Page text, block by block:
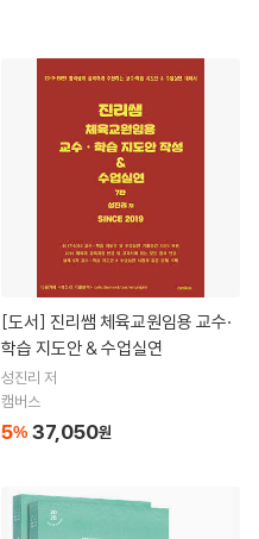
[도서]
학습 지도안 & 수업실연
성진리 저
캠버스
5% 37,050원